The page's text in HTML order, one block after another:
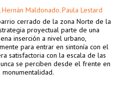
, Hernán Maldonado, Paula Lestard
cerrado de la zona Norte de la
proyectual parte de una
inserción a nivel urbano,
para entrar en sintonía con el
satisfactoria con la escala de las
se perciben desde el frente en